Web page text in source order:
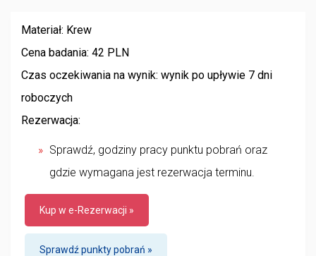
Materiał: Krew
Cena badania: 42 PLN
Czas oczekiwania na wynik: wynik po upływie 7 dni
roboczych
Rezerwacja:
Sprawdź, godziny pracy punktu pobrań oraz
gdzie wymagana jest rezerwacja terminu.
Kup w e-Rezerwacji »
Sprawdź punkty pobrań »